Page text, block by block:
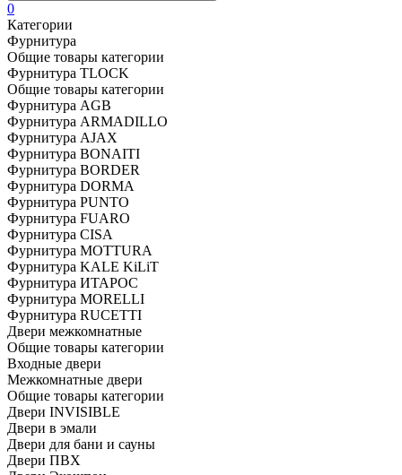
0
Категории
Фурнитура
Общие товары категории
Фурнитура TLOCK
Общие товары категории
Фурнитура AGB
Фурнитура ARMADILLO
Фурнитура AJAX
Фурнитура BONAITI
Фурнитура BORDER
Фурнитура DORMA
Фурнитура PUNTO
Фурнитура FUARO
Фурнитура CISA
Фурнитура MOTTURA
Фурнитура KALE KiLiT
Фурнитура ИТАРОС
Фурнитура MORELLI
Фурнитура RUCETTI
Двери межкомнатные
Общие товары категории
Входные двери
Межкомнатные двери
Общие товары категории
Двери INVISIBLE
Двери в эмали
Двери для бани и сауны
Двери ПВХ